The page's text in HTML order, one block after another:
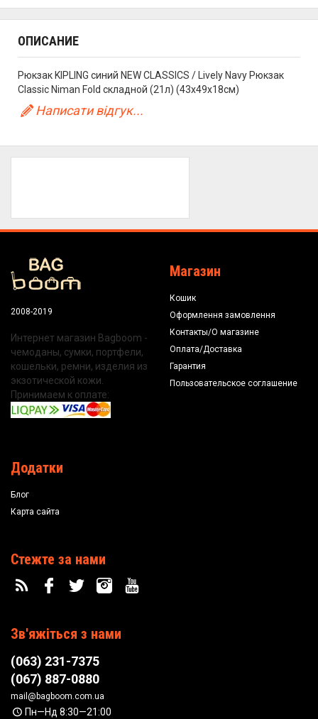
ОПИСАНИЕ
Рюкзак KIPLING синий NEW CLASSICS / Lively Navy Рюкзак
Classic Niman Fold складной (21л) (43x49x18см)
Написати відгук...
2008-2019
Интернет магазин Bagboom -
чемоданы, сумки, портфели,
кошельки, ремни, изделия из
экзотической кожи.
Принимаем к оплате:
Магазин
Кошик
Оформлення замовлення
Контакты/О магазине
Оплата/Доставка
Гарантия
Пользовательское соглашение
Додатки
Блог
Карта сайта
Стежте за нами
Зв'яжіться з нами
(063) 231-7375
(067) 887-0880
mail@bagboom.com.ua
Пн—Нд 8:30—21:00